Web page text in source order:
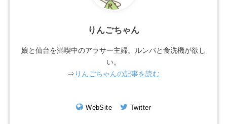
りんごちゃん
娘と仙台を満喫中のアラサー主婦。ルンバと食洗機が欲し
い。
⇒ りんごちゃんの記事を読む
WebSite Twitter